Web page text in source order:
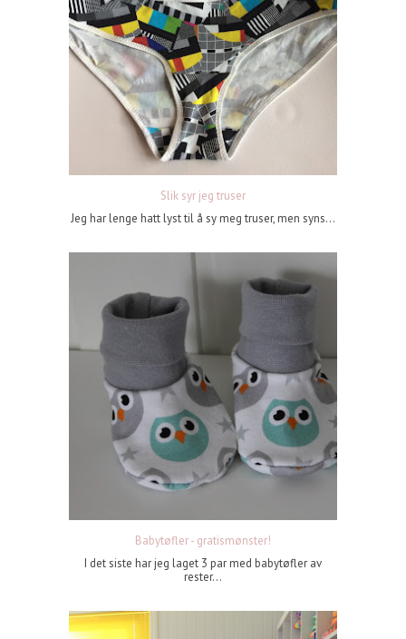
Slik syr jeg truser
Jeg har lenge hatt lyst til å sy meg truser, men syns...
Babytøfler - gratismønster!
I det siste har jeg laget 3 par med babytøfler av
rester...